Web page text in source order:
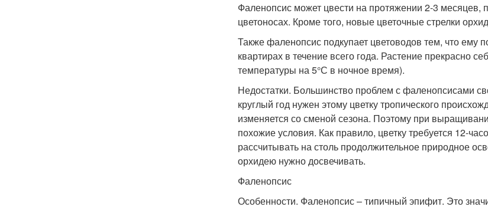
Фаленопсис может цвести на протяжении 2-3 месяцев,
цветоносах. Кроме того, новые цветочные стрелки
Также фаленопсис подкупает цветоводов тем, что ему
квартирах в течение всего года. Растение прекрасно
температуры на 5°С в ночное время).
Недостатки. Большинство проблем с фаленопсисами
круглый год нужен этому цветку тропического
изменяется со сменой сезона. Поэтому при
похожие условия. Как правило, цветку требуется 12-
рассчитывать на столь продолжительное природное
орхидею нужно досвечивать.
Фаленопсис
Особенности. Фаленопсис – типичный эпифит. Это